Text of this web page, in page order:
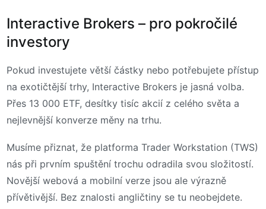
Interactive Brokers – pro pokročilé
investory
Pokud investujete větší částky nebo potřebujete přístup
na exotičtější trhy, Interactive Brokers je jasná volba.
Přes 13 000 ETF, desítky tisíc akcií z celého světa a
nejlevnější konverze měny na trhu.
Musíme přiznat, že platforma Trader Workstation (TWS)
nás při prvním spuštění trochu odradila svou složitostí.
Novější webová a mobilní verze jsou ale výrazně
přívětivější. Bez znalosti angličtiny se tu neobejdete.